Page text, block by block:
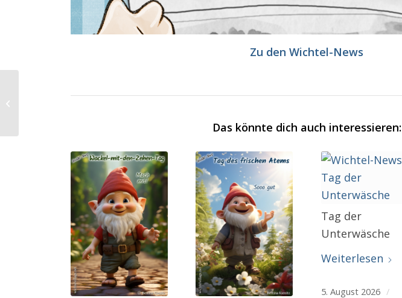
Zu den Wichtel-News
Das könnte dich auch interessieren:
Tag der
Unterwäsche
Weiterlesen
5. August 2026 /